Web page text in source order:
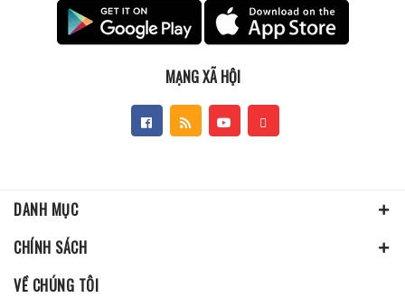
MẠNG XÃ HỘI
DANH MỤC
CHÍNH SÁCH
VỀ CHÚNG TÔI